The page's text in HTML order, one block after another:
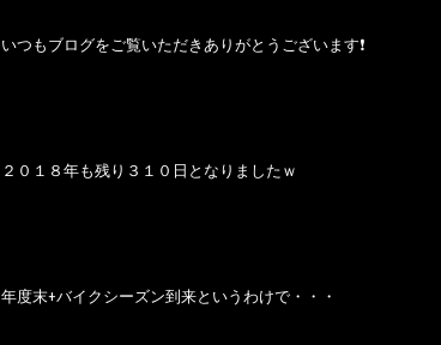
いつもブログをご覧いただきありがとうございます❗
２０１８年も残り３１０日となりましたｗ
年度末+バイクシーズン到来というわけで・・・